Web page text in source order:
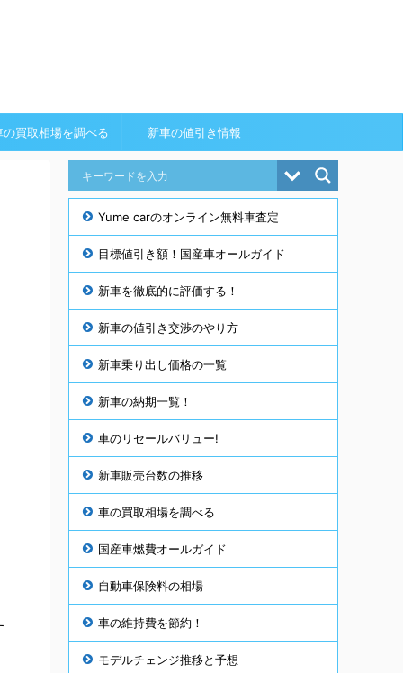
の買取相場を調べる 新車の値引き情報
Yume carのオンライン無料車査定
目標値引き額！国産車オールガイド
新車を徹底的に評価する！
新車の値引き交渉のやり方
新車乗り出し価格の一覧
新車の納期一覧！
車のリセールバリュー!
新車販売台数の推移
車の買取相場を調べる
国産車燃費オールガイド
自動車保険料の相場
車の維持費を節約！
モデルチェンジ推移と予想